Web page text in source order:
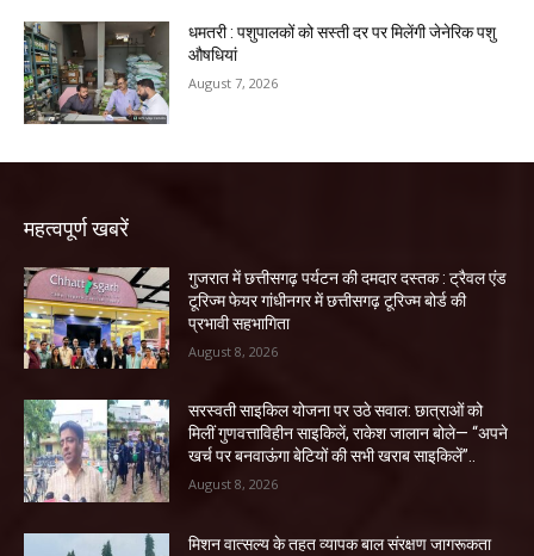
धमतरी : पशुपालकों को सस्ती दर पर मिलेंगी जेनेरिक पशु
औषधियां
August 7, 2026
महत्वपूर्ण खबरें
गुजरात में छत्तीसगढ़ पर्यटन की दमदार दस्तक : ट्रैवल एंड
टूरिज्म फेयर गांधीनगर में छत्तीसगढ़ टूरिज्म बोर्ड की
प्रभावी सहभागिता
August 8, 2026
सरस्वती साइकिल योजना पर उठे सवाल: छात्राओं को
मिलीं गुणवत्ताविहीन साइकिलें, राकेश जालान बोले— “अपने
खर्च पर बनवाऊंगा बेटियों की सभी खराब साइकिलें”..
August 8, 2026
मिशन वात्सल्य के तहत व्यापक बाल संरक्षण जागरूकता